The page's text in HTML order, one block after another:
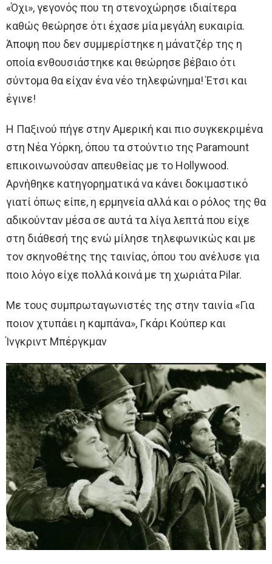
«Όχι», γεγονός που τη στενοχώρησε ιδιαίτερα
καθώς θεώρησε ότι έχασε μία μεγάλη ευκαιρία.
Άποψη που δεν συμμερίστηκε η μάνατζέρ της η
οποία ενθουσιάστηκε και θεώρησε βέβαιο ότι
σύντομα θα είχαν ένα νέο τηλεφώνημα! Έτσι και
έγινε!
Η Παξινού πήγε στην Αμερική και πιο συγκεκριμένα
στη Νέα Υόρκη, όπου τα στούντιο της Paramount
επικοινωνούσαν απευθείας με το Hollywood.
Αρνήθηκε κατηγορηματικά να κάνει δοκιμαστικό
γιατί όπως είπε, η ερμηνεία αλλά και ο ρόλος της θα
αδικούνταν μέσα σε αυτά τα λίγα λεπτά που είχε
στη διάθεσή της ενώ μίλησε τηλεφωνικώς και με
τον σκηνοθέτης της ταινίας, όπου του ανέλυσε για
ποιο λόγο είχε πολλά κοινά με τη χωριάτα Pilar.
Με τους συμπρωταγωνιστές της στην ταινία «Για
ποιον χτυπάει η καμπάνα», Γκάρι Κούπερ και
Ίνγκριντ Μπέργκμαν